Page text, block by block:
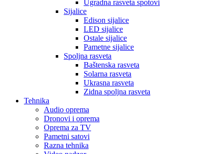
Ugradna rasveta spotovi
Sijalice
Edison sijalice
LED sijalice
Ostale sijalice
Pametne sijalice
Spoljna rasveta
Baštenska rasveta
Solarna rasveta
Ukrasna rasveta
Zidna spoljna rasveta
Tehnika
Audio oprema
Dronovi i oprema
Oprema za TV
Pametni satovi
Razna tehnika